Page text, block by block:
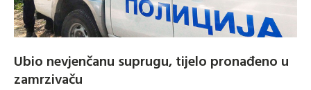
Ubio nevjenčanu suprugu, tijelo pronađeno u
zamrzivaču